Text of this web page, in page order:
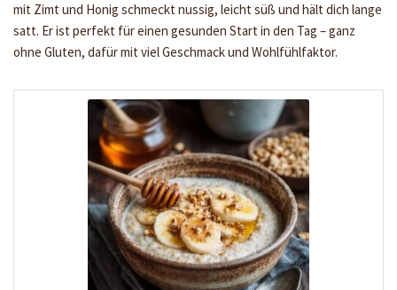
mit Zimt und Honig schmeckt nussig, leicht süß und hält dich lange
satt. Er ist perfekt für einen gesunden Start in den Tag – ganz
ohne Gluten, dafür mit viel Geschmack und Wohlfühlfaktor.